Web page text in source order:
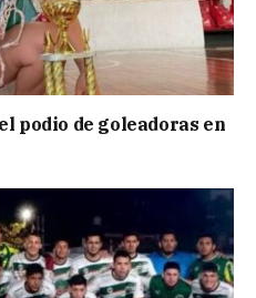
podio de goleadoras en